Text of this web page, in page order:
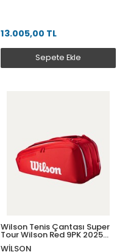
13.005,00 TL
Sepete Ekle
Wilson Tenis Çantası Super
Tour Wilson Red 9PK 2025
Red WR8036701001
WILSON